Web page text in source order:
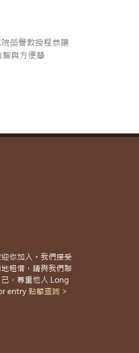
榮譽教授程恭讓
與方便慧
你加入。我們接受
租借，請與我們聯
，尊重他人 Long
entry 點擊查詢 >